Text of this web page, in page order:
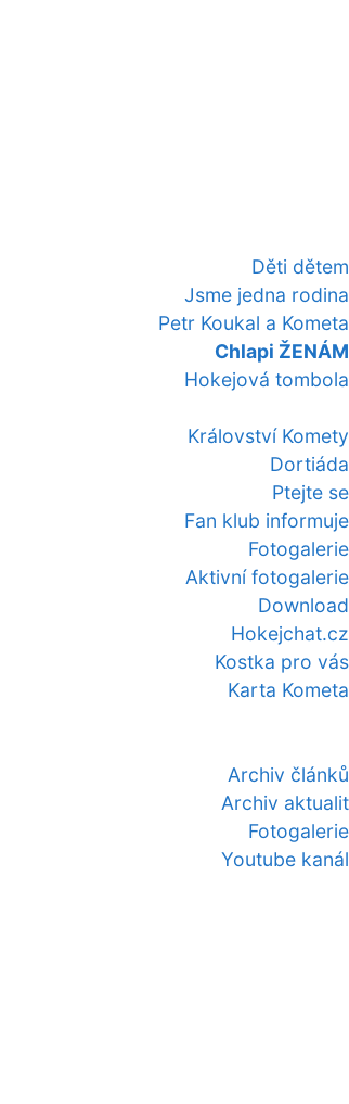
Děti dětem
Jsme jedna rodina
Petr Koukal a Kometa
Chlapi ŽENÁM
Hokejová tombola
Království Komety
Dortiáda
Ptejte se
Fan klub informuje
Fotogalerie
Aktivní fotogalerie
Download
Hokejchat.cz
Kostka pro vás
Karta Kometa
Archiv článků
Archiv aktualit
Fotogalerie
Youtube kanál